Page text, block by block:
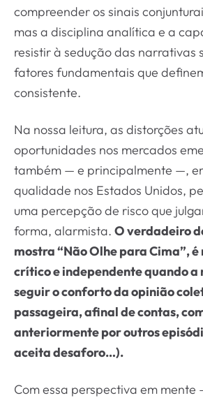
compreender os sinais
mas a disciplina analítica e a
resistir à sedução das narrativas
fatores fundamentais que
consistente.
Na nossa leitura, as distorções
oportunidades nos mercados
também — e principalmente —,
qualidade nos Estados Unidos,
uma percepção de risco que
forma, alarmista. O verdadeiro
mostra “Não Olhe para Cima”,
crítico e independente quando
seguir o conforto da opinião
passageira, afinal de contas,
anteriormente por outros
aceita desaforo…).
Com essa perspectiva em mente